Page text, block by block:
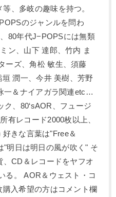
、多岐の趣味を持つ。
のジャンルを問わ
80年代J−POPSには無類
ン、山下 達郎、竹内 ま
ーズ、角松 敏生、須藤
潤一、今井 美樹、芳野
一＆ナイアガラ関連etc…
ク、80‘sAOR、フュージ
有レコード2000枚以上、
きな言葉は"Free＆
日は明日の風が吹く" そ
、CD＆レコードをヤフオ
る。 AOR＆ウェスト・コ
入希望の方はコメント欄